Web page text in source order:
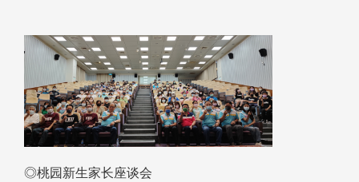
◎桃园新生家长座谈会